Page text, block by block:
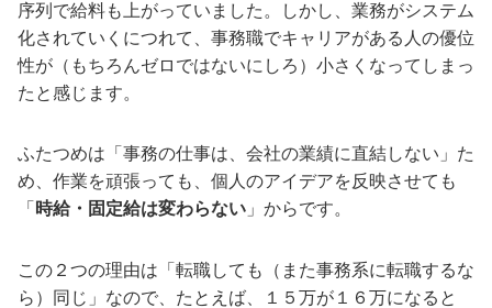
序列で給料も上がっていました。しかし、業務がシステム
化されていくにつれて、事務職でキャリアがある人の優位
性が（もちろんゼロではないにしろ）小さくなってしまっ
たと感じます。
ふたつめは「事務の仕事は、会社の業績に直結しない」た
め、作業を頑張っても、個人のアイデアを反映させても
「 時給・固定給は変わらない 」からです。
この２つの理由は「転職しても（また事務系に転職するな
ら）同じ」なので、たとえば、１５万が１６万になると